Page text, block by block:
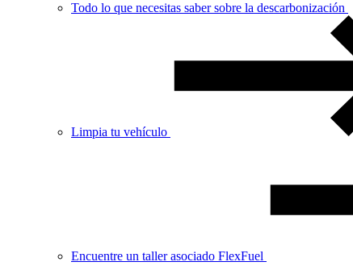
Todo lo que necesitas saber sobre la descarbonización
Limpia tu vehículo
Encuentre un taller asociado FlexFuel